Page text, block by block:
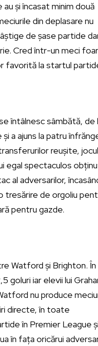
și încasat minim două
din deplasare nu
de șase partide
Cred într-un meci
favorită la startul
întâlnesc sâmbătă, de
a ajuns la patru
reușite, jocul
egal spectaculos
al adversarilor,
tresărire de orgoliu
pentru gazde.
Watford și Brighton. În
goluri iar elevii lui
nu produce
directe, în toate
în Premier League și
în fața oricărui